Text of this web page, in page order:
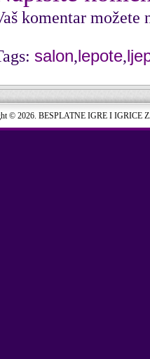
komentar možete
salon,lepote,
© 2026. BESPLATNE IGRE I IGRICE